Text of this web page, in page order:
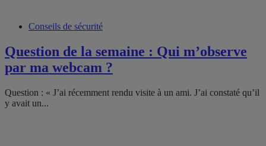
Conseils de sécurité
Question de la semaine : Qui m’observe
par ma webcam ?
Question : « J’ai récemment rendu visite à un ami. J’ai constaté qu’il
y avait un...